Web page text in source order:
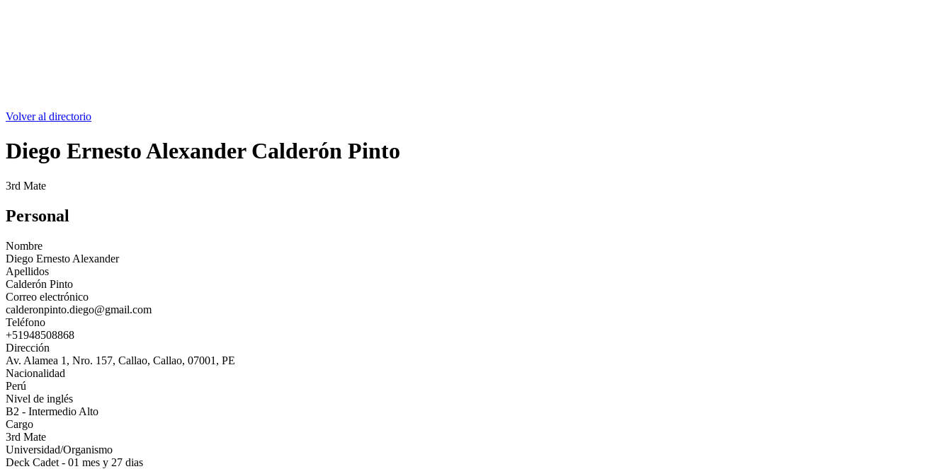
Volver al directorio
Diego Ernesto Alexander Calderón Pinto
3rd Mate
Personal
Nombre
Diego Ernesto Alexander
Apellidos
Calderón Pinto
Correo electrónico
calderonpinto.diego@gmail.com
Teléfono
+51948508868
Dirección
Av. Alamea 1, Nro. 157, Callao, Callao, 07001, PE
Nacionalidad
Perú
Nivel de inglés
B2 - Intermedio Alto
Cargo
3rd Mate
Universidad/Organismo
Deck Cadet - 01 mes y 27 dias